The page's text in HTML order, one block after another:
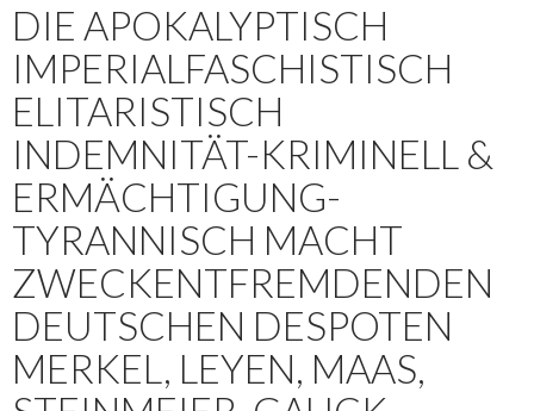
DIE APOKALYPTISCH
IMPERIALFASCHISTISCH
ELITARISTISCH
INDEMNITÄT-KRIMINELL &
ERMÄCHTIGUNG-
TYRANNISCH MACHT
ZWECKENTFREMDENDEN
DEUTSCHEN DESPOTEN
MERKEL, LEYEN, MAAS,